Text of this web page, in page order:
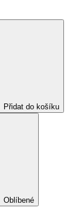
Přidat do košíku
Oblíbené